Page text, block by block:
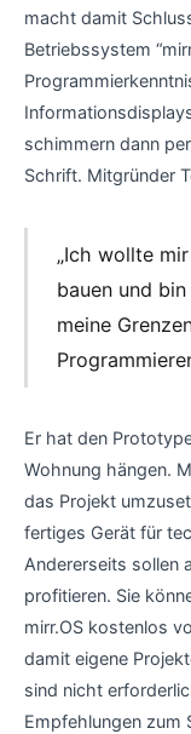
macht damit
Betriebssystem
schimmern dann
Schrift. Mitgründer
„Ich wollte
bauen und
meine
Er hat den
Wohnung hängen.
das Projekt
fertiges Gerät für
Andererseits sollen
profitieren. Sie
mirr.OS kostenlos
damit eigene
sind nicht
Empfehlungen zum